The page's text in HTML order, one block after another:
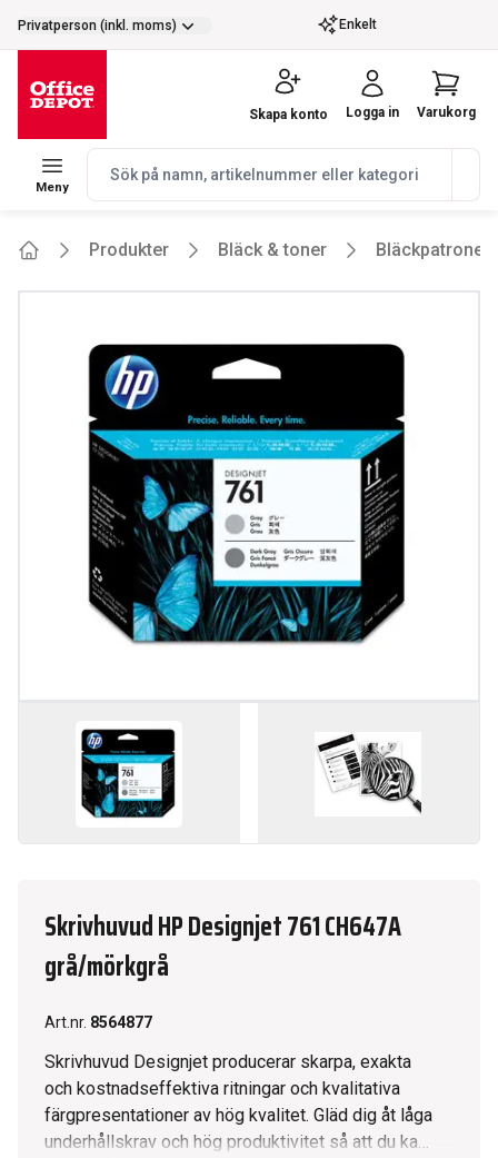
selector.vat
Privatperson (inkl. moms) Enkelt
Meny
navbar.quicksearch.label
Skapa konto Logga in Varukorg
Produkter Bläck & toner Bläckpatroner
Skrivhuvud HP Designjet 761 CH647A
grå/mörkgrå
Art.nr. 8564877
Skrivhuvud Designjet producerar skarpa, exakta
och kostnadseffektiva ritningar och kvalitativa
färgpresentationer av hög kvalitet. Gläd dig åt låga
underhållskrav och hög produktivitet så att du kan